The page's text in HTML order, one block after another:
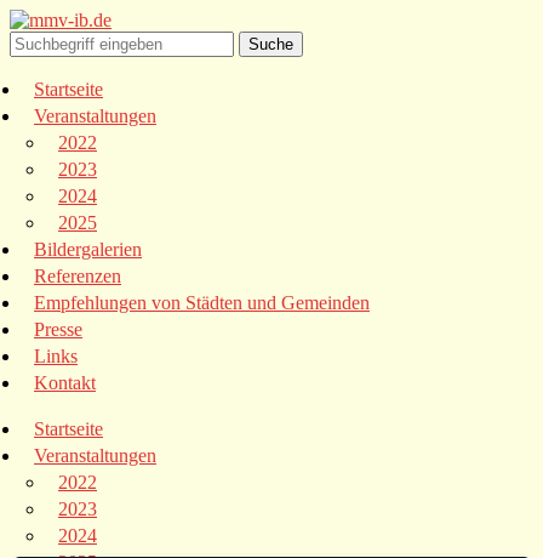
Startseite
Veranstaltungen
2022
2023
2024
2025
Bildergalerien
Referenzen
Empfehlungen von Städten und Gemeinden
Presse
Links
Kontakt
Startseite
Veranstaltungen
2022
2023
2024